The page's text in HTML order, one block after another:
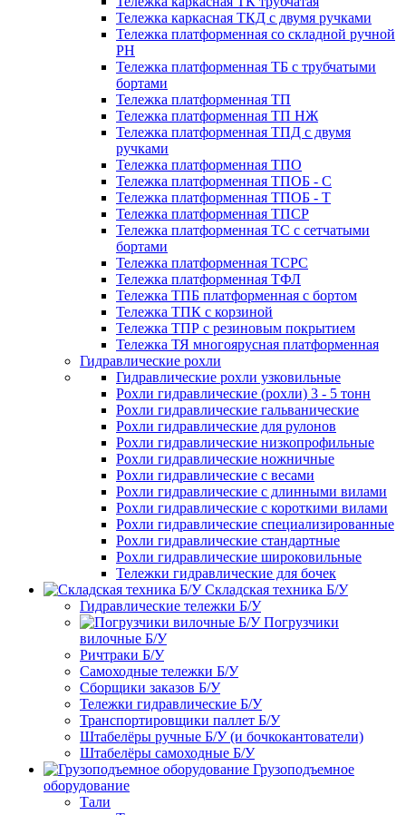
Тележка каркасная ТКД с двумя ручками
Тележка платформенная со складной ручной
PH
Тележка платформенная ТБ с трубчатыми
бортами
Тележка платформенная ТП
Тележка платформенная ТП НЖ
Тележка платформенная ТПД с двумя
ручками
Тележка платформенная ТПО
Тележка платформенная ТПОБ - С
Тележка платформенная ТПОБ - Т
Тележка платформенная ТПСР
Тележка платформенная ТС с сетчатыми
бортами
Тележка платформенная ТСРС
Тележка платформенная ТФЛ
Тележка ТПБ платформенная с бортом
Тележка ТПК с корзиной
Тележка ТПР с резиновым покрытием
Тележка ТЯ многоярусная платформенная
Гидравлические рохли
Гидравлические рохли узковильные
Рохли гидравлические (рохли) 3 - 5 тонн
Рохли гидравлические гальванические
Рохли гидравлические для рулонов
Рохли гидравлические низкопрофильные
Рохли гидравлические ножничные
Рохли гидравлические с весами
Рохли гидравлические с длинными вилами
Рохли гидравлические с короткими вилами
Рохли гидравлические специализированные
Рохли гидравлические стандартные
Рохли гидравлические широковильные
Тележки гидравлические для бочек
Складская техника Б/У
Гидравлические тележки Б/У
Погрузчики
вилочные Б/У
Ричтраки Б/У
Самоходные тележки Б/У
Сборщики заказов Б/У
Тележки гидравлические Б/У
Транспортировщики паллет Б/У
Штабелёры ручные Б/У (и бочкокантователи)
Штабелёры самоходные Б/У
Грузоподъемное
оборудование
Тали